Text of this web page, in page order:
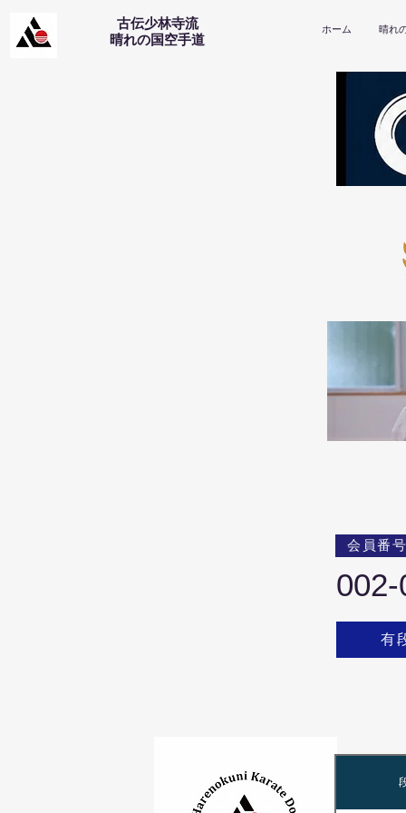
古伝少林寺流
​晴れの国空手道
ホーム 晴れ
会員番号
有